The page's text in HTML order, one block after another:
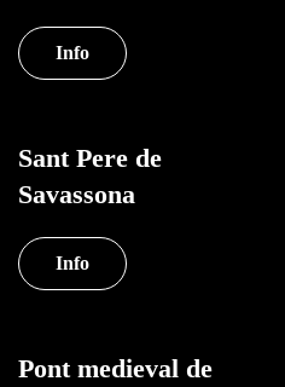
Info
Sant Pere de
Savassona
Info
Pont medieval de